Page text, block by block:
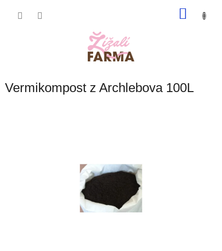
Vermikompost z Archlebova 100L